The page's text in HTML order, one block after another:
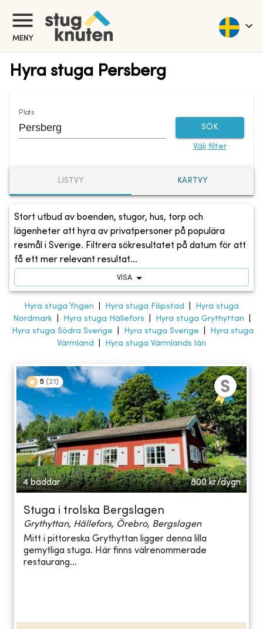
MENY
Hyra stuga Persberg
Plats
SÖK
Välj filter
LISTVY KARTVY
Stort utbud av boenden, stugor, hus, torp och
lägenheter att hyra av privatpersoner på populära
resmål i Sverige. Filtrera sökresultatet på datum för att
få ett mer relevant resultat...
VISA
Hyra stuga Yngen Hyra stuga Filipstad
Hyra stuga
Nordmark| Hyra stuga Hällefors Hyra stuga Grythyttan
Hyra stuga Södra Sverige
Hyra stuga Sverige
Hyra stuga
Värmland
Hyra stuga Värmlands län
5 (21 )
4 bäddar 800 kr/dygn
Stuga i trolska Bergslagen
Grythyttan, Hällefors, Örebro, Bergslagen
Mitt i pittoreska Grythyttan ligger denna lilla
gemytliga stuga. Här finns välrenommerade
restaurang...